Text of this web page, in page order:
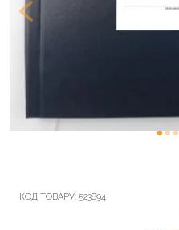
КОД ТОВАРУ: 523894